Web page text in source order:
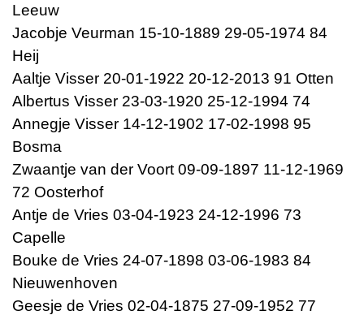
Leeuw
Jacobje Veurman 15-10-1889 29-05-1974 84
Heij
Aaltje Visser 20-01-1922 20-12-2013 91 Otten
Albertus Visser 23-03-1920 25-12-1994 74
Annegje Visser 14-12-1902 17-02-1998 95
Bosma
Zwaantje van der Voort 09-09-1897 11-12-1969
72 Oosterhof
Antje de Vries 03-04-1923 24-12-1996 73
Capelle
Bouke de Vries 24-07-1898 03-06-1983 84
Nieuwenhoven
Geesje de Vries 02-04-1875 27-09-1952 77